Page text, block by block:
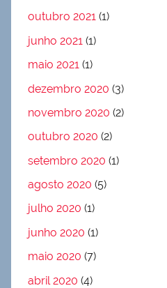
outubro 2021 (1)
junho 2021 (1)
maio 2021 (1)
dezembro 2020 (3)
novembro 2020 (2)
outubro 2020 (2)
setembro 2020 (1)
agosto 2020 (5)
julho 2020 (1)
junho 2020 (1)
maio 2020 (7)
abril 2020 (4)